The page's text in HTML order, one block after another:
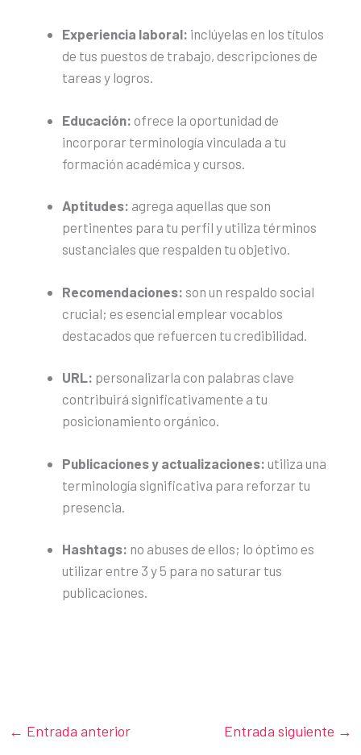
Experiencia laboral: inclúyelas en los títulos
de tus puestos de trabajo, descripciones de
tareas y logros.
Educación: ofrece la oportunidad de
incorporar terminología vinculada a tu
formación académica y cursos.
Aptitudes: agrega aquellas que son
pertinentes para tu perfil y utiliza términos
sustanciales que respalden tu objetivo.
Recomendaciones: son un respaldo social
crucial; es esencial emplear vocablos
destacados que refuercen tu credibilidad.
URL: personalizarla con palabras clave
contribuirá significativamente a tu
posicionamiento orgánico.
Publicaciones y actualizaciones:utiliza una
terminología significativa para reforzar tu
presencia.
Hashtags: no abuses de ellos; lo óptimo es
utilizar entre 3 y 5 para no saturar tus
publicaciones.
← Entrada anterior Entrada siguiente →